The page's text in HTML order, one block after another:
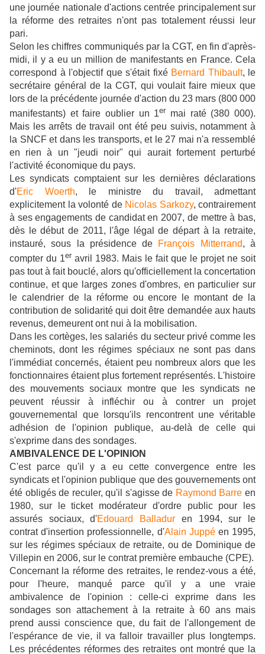
une journée nationale d'actions centrée principalement sur
la réforme des retraites n'ont pas totalement réussi leur
pari.
Selon les chiffres communiqués par la CGT, en fin d'après-
midi, il y a eu un million de manifestants en France. Cela
correspond à l'objectif que s'était fixé Bernard Thibault, le
secrétaire général de la CGT, qui voulait faire mieux que
lors de la précédente journée d'action du 23 mars (800 000
manifestants) et faire oublier un 1er mai raté (380 000).
Mais les arrêts de travail ont été peu suivis, notamment à
la SNCF et dans les transports, et le 27 mai n'a ressemblé
en rien à un "jeudi noir" qui aurait fortement perturbé
l'activité économique du pays.
Les syndicats comptaient sur les dernières déclarations
d'Eric Woerth, le ministre du travail, admettant
explicitement la volonté de Nicolas Sarkozy, contrairement
à ses engagements de candidat en 2007, de mettre à bas,
dès le début de 2011, l'âge légal de départ à la retraite,
instauré, sous la présidence de François Mitterrand, à
compter du 1er avril 1983. Mais le fait que le projet ne soit
pas tout à fait bouclé, alors qu'officiellement la concertation
continue, et que larges zones d'ombres, en particulier sur
le calendrier de la réforme ou encore le montant de la
contribution de solidarité qui doit être demandée aux hauts
revenus, demeurent ont nui à la mobilisation.
Dans les cortèges, les salariés du secteur privé comme les
cheminots, dont les régimes spéciaux ne sont pas dans
l'immédiat concernés, étaient peu nombreux alors que les
fonctionnaires étaient plus fortement représentés. L'histoire
des mouvements sociaux montre que les syndicats ne
peuvent réussir à infléchir ou à contrer un projet
gouvernemental que lorsqu'ils rencontrent une véritable
adhésion de l'opinion publique, au-delà de celle qui
s'exprime dans des sondages.
AMBIVALENCE DE L'OPINION
C'est parce qu'il y a eu cette convergence entre les
syndicats et l'opinion publique que des gouvernements ont
été obligés de reculer, qu'il s'agisse de Raymond Barre en
1980, sur le ticket modérateur d'ordre public pour les
assurés sociaux, d'Edouard Balladur en 1994, sur le
contrat d'insertion professionnelle, d'Alain Juppéen 1995,
sur les régimes spéciaux de retraite, ou de Dominique de
Villepin en 2006, sur le contrat première embauche (CPE).
Concernant la réforme des retraites, le rendez-vous a été,
pour l'heure, manqué parce qu'il y a une vraie
ambivalence de l'opinion : celle-ci exprime dans les
sondages son attachement à la retraite à 60 ans mais
prend aussi conscience que, du fait de l'allongement de
l'espérance de vie, il va falloir travailler plus longtemps.
Les précédentes réformes des retraites ont montré que la